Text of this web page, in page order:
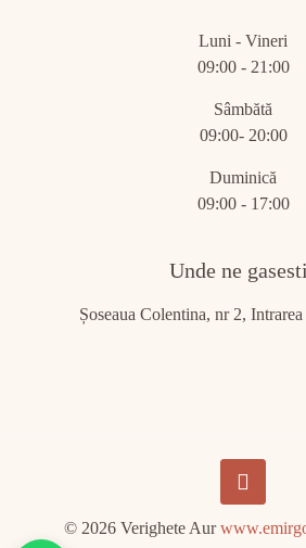
Luni - Vineri
09:00 - 21:00
Sâmbătă
09:00- 20:00
Duminică
09:00 - 17:00
Unde ne
Șoseaua Colentina, nr 2,
© 2026 Verighete Aur